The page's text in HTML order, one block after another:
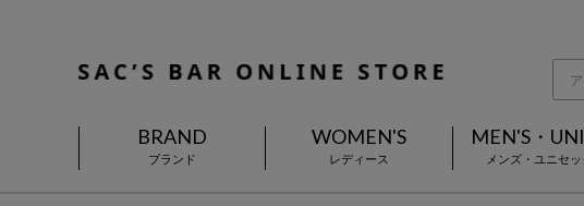
当日
BRAND
ブランド
WOMEN'S
レディース
MEN'S・
メンズ・ユニセッ